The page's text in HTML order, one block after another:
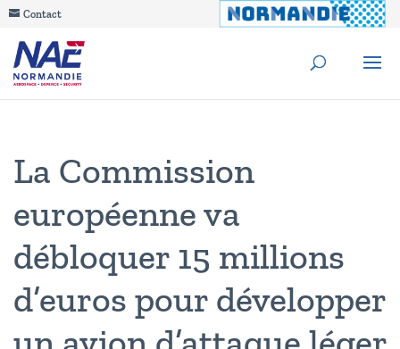
Contact
La Commission
européenne va
débloquer 15 millions
d’euros pour développer